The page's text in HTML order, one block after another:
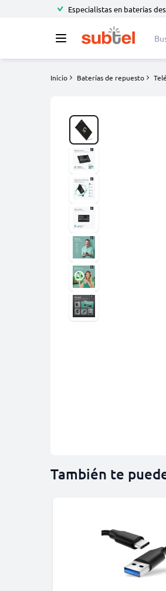
Especialistas en baterías
Inicio Baterías de repuesto
También te